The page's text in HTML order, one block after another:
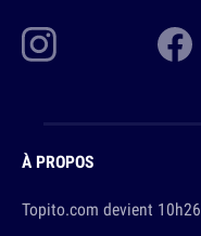
À PROPOS
Topito.com devient 10h26